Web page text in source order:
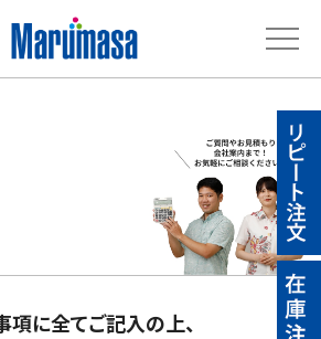
項に全てご記入の上、